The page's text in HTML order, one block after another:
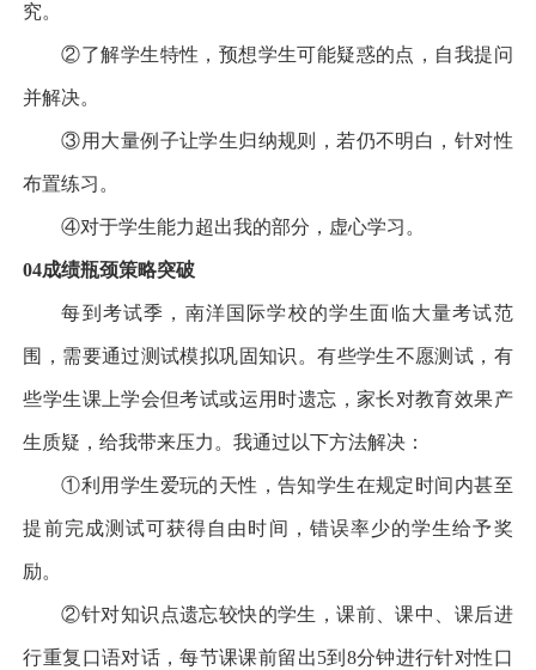
究。
②了解学生特性，预想学生可能疑惑的点，自我提问
并解决。
③用大量例子让学生归纳规则，若仍不明白，针对性
布置练习。
④对于学生能力超出我的部分，虚心学习。
04成绩瓶颈策略突破
每到考试季，南洋国际学校的学生面临大量考试范
围，需要通过测试模拟巩固知识。有些学生不愿测试，有
些学生课上学会但考试或运用时遗忘，家长对教育效果产
生质疑，给我带来压力。我通过以下方法解决：
①利用学生爱玩的天性，告知学生在规定时间内甚至
提前完成测试可获得自由时间，错误率少的学生给予奖
励。
②针对知识点遗忘较快的学生，课前、课中、课后进
行重复口语对话，每节课课前留出5到 8分钟进行针对性口